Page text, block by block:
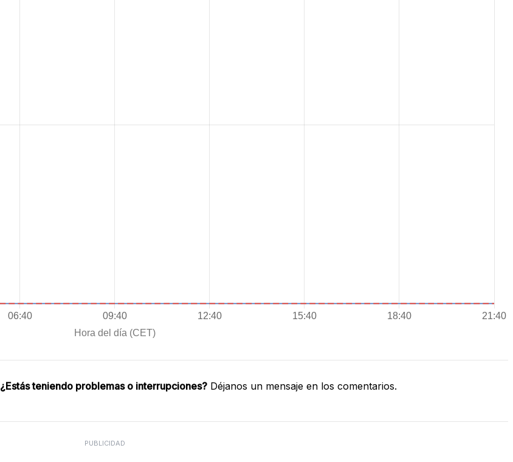
¿Estás teniendo problemas o interrupciones? Déjanos un mensaje en los comentarios.
PUBLICIDAD